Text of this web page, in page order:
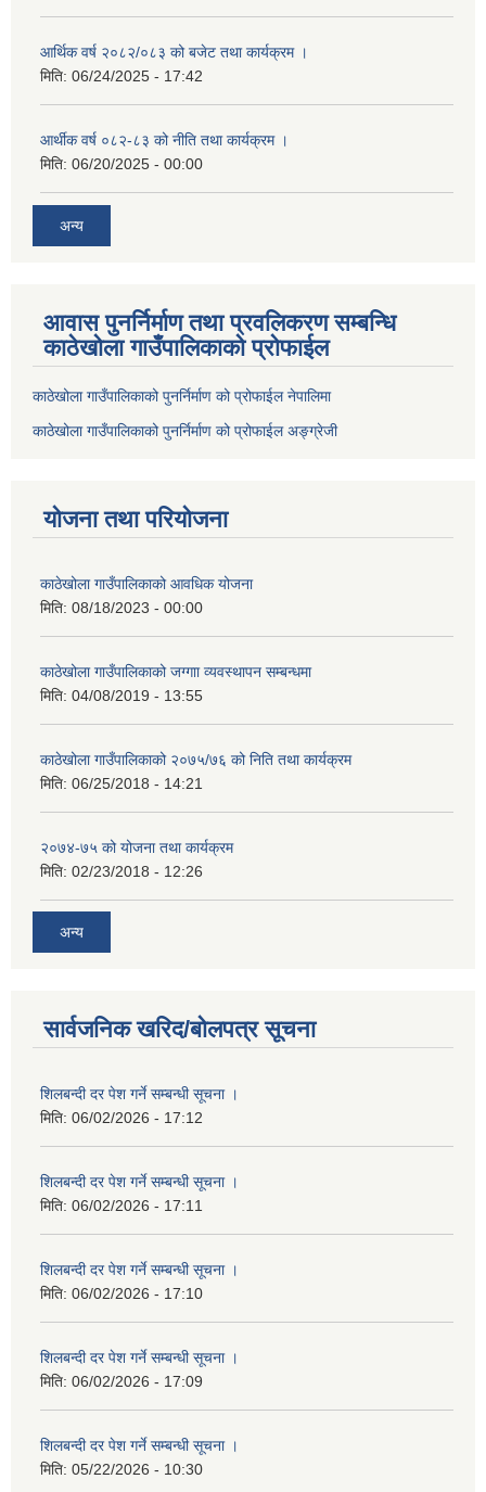
आर्थिक वर्ष २०८२/०८३ को बजेट तथा कार्यक्रम ।
मिति: 06/24/2025 - 17:42
आर्थीक वर्ष ०८२-८३ को नीति तथा कार्यक्रम ।
मिति: 06/20/2025 - 00:00
अन्य
आवास पुनर्निर्माण तथा प्रवलिकरण सम्बन्धि
काठेखोला गाउँपालिकाको प्रोफाईल
काठेखोला गाउँपालिकाको पुनर्निर्माण को प्रोफाईल नेपालिमा
काठेखोला गाउँपालिकाको पुनर्निर्माण को प्रोफाईल अङ्ग्रेजी
योजना तथा परियोजना
काठेखोला गाउँपालिकाको आवधिक योजना
मिति: 08/18/2023 - 00:00
काठेखोला गाउँपालिकाको जग्गाा व्यवस्थापन सम्बन्धमा
मिति: 04/08/2019 - 13:55
काठेखोला गाउँपालिकाको २०७५/७६ को निति तथा कार्यक्रम
मिति: 06/25/2018 - 14:21
२०७४-७५ को योजना तथा कार्यक्रम
मिति: 02/23/2018 - 12:26
अन्य
सार्वजनिक खरिद/बोलपत्र सूचना
शिलबन्दी दर पेश गर्ने सम्बन्धी सूचना ।
मिति: 06/02/2026 - 17:12
शिलबन्दी दर पेश गर्ने सम्बन्धी सूचना ।
मिति: 06/02/2026 - 17:11
शिलबन्दी दर पेश गर्ने सम्बन्धी सूचना ।
मिति: 06/02/2026 - 17:10
शिलबन्दी दर पेश गर्ने सम्बन्धी सूचना ।
मिति: 06/02/2026 - 17:09
शिलबन्दी दर पेश गर्ने सम्बन्धी सूचना ।
मिति: 05/22/2026 - 10:30